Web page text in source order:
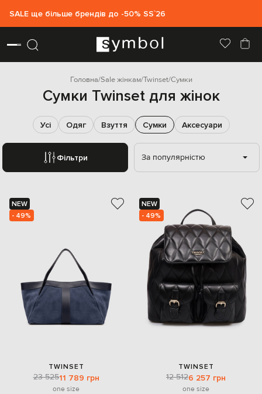
SALE ще більше брендів до -50% SS`26
Головна Sale жінкам Twinset Сумки
Сумки Twinset для жінок
Фільтри
Усі Одяг Взуття Сумки Аксесуари
За популярністю
NEW
- 49%
TWINSET
23 52511 789 грн
one size
NEW
- 49%
TWINSET
12 5126 257 грн
one size